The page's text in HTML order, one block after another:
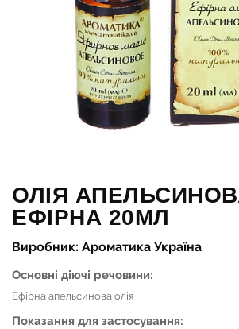
ОЛІЯ
ЕФІРНА 20МЛ
Виробник: Ароматика Україна
Основні діючі речовини:
Ефірна апельсинова олія
Показання для застосування: